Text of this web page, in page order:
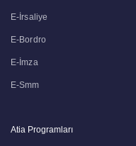
E-İrsaliye
E-Bordro
E-İmza
E-Smm
Atia Programları